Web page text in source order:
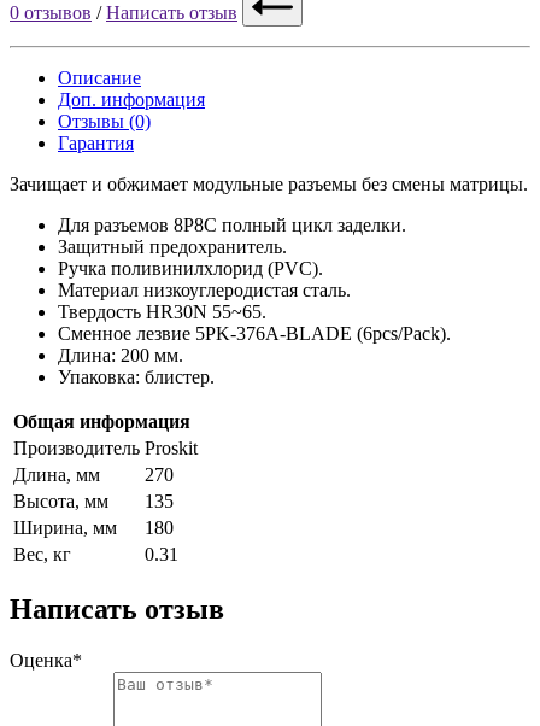
0 отзывов /Написать отзыв
Описание
Доп. информация
Отзывы (0)
Гарантия
Зачищает и обжимает модульные разъемы без смены матрицы.
Для разъемов 8P8C полный цикл заделки.
Защитный предохранитель.
Ручка поливинилхлорид (PVC).
Материал низкоуглеродистая сталь.
Твердость HR30N 55~65.
Сменное лезвие 5PK-376A-BLADE (6pcs/Pack).
Длина: 200 мм.
Упаковка: блистер.
Общая информация
Производитель Proskit
Длина, мм
270
Высота, мм
135
Ширина, мм
180
Вес, кг
0.31
Написать отзыв
Оценка*